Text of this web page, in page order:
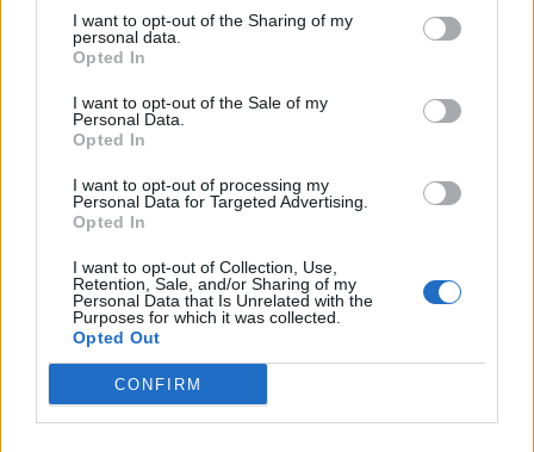
I want to opt-out of the Sharing of my
personal data.
Opted In
I want to opt-out of the Sale of my
Personal Data.
Opted In
I want to opt-out of processing my
Personal Data for Targeted Advertising.
Opted In
I want to opt-out of Collection, Use,
Retention, Sale, and/or Sharing of my
Personal Data that Is Unrelated with the
Purposes for which it was collected.
Opted Out
CONFIRM
liigassa tekemänsä maalit –
hauska video leviää
Mourinho sai lähteä
LIITTYVÄT ARTIKKELIT
Serbian joukkue jalkapallon EM-kisoissa
Siirto varmistui – Huuhkajissa
ihastuttanut Urho Nissilä siirtyy Koreaan